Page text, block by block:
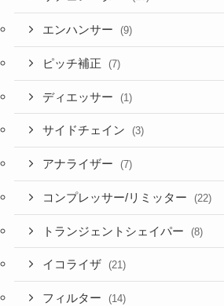
エンハンサー (9)
ピッチ補正 (7)
ディエッサー (1)
サイドチェイン (3)
アナライザー (7)
コンプレッサー/リミッター (22)
トランジェントシェイパー (8)
イコライザ (21)
フィルター (14)